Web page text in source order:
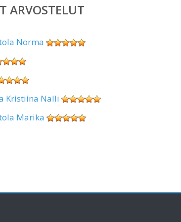
ARVOSTELUT
Norma
Kristiina Nalli
Marika